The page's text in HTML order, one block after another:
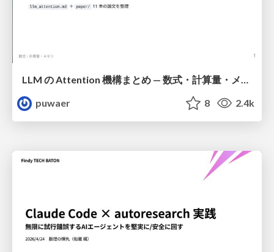
LLM の Attention 機構まとめ — 数式・計算量・メモリ
puwaer
8 2.4k